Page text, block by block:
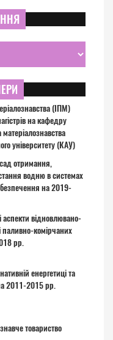
(ІПМ)
на кафедру
університету (КАУ)
отримання,
водню в системах
на 2019-
відновлювано-
паливно-комірчаних
рр.
енергетиці та
2011-2015 рр.
товариство